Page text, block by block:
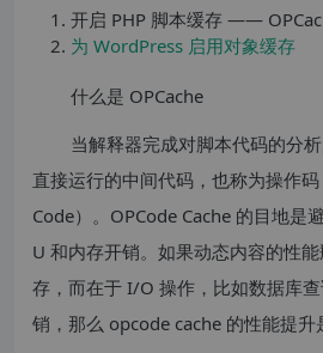
开启 PHP 脚本缓存 ——
为 WordPress 启用对象缓存
什么是 OPCache
当解释器完成对脚本代码的分
直接运行的中间代码，也称为操作
Code）。OPCode Cache 的目地是
U 和内存开销。如果动态内容的性
存，而在于 I/O 操作，比如数据库
销，那么 opcode cache 的性能提升